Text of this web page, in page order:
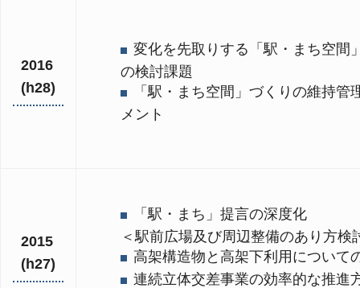
2016
(h28)
変化を先取りする「駅・まち空間
の検討課題
「駅・まち空間」づくりの維持管
メント
2015
(h27)
「駅・まち」提言の深度化
＜駅前広場及び周辺整備のあり方検
高架構造物と高架下利用について
連続立体交差事業の効率的な推進